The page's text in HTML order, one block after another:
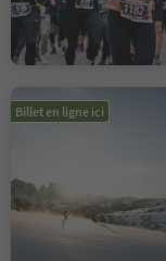
Billet en ligne ici